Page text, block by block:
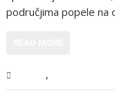
područjima popele na
,